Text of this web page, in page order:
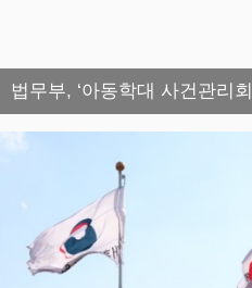
법무부, ‘아동학대 사건관리